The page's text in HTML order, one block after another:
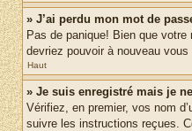
» J’ai perdu mon mot de
Pas de panique! Bien que
devriez pouvoir à nouveau vous
Haut
» Je suis enregistré mais je
Vérifiez, en premier, vos nom
suivre les instructions reçues.